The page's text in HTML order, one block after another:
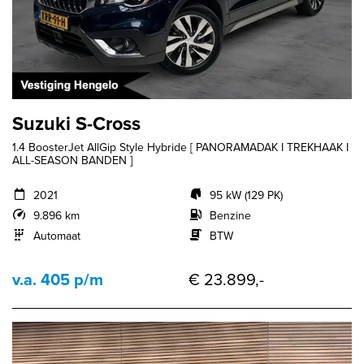
Suzuki S-Cross
1.4 BoosterJet AllGip Style Hybride [ PANORAMADAK I TREKHAAK I
ALL-SEASON BANDEN ]
2021
9.896 km
Automaat
95 kW (129 PK)
Benzine
BTW
v.a. 405 p/m € 23.899,-